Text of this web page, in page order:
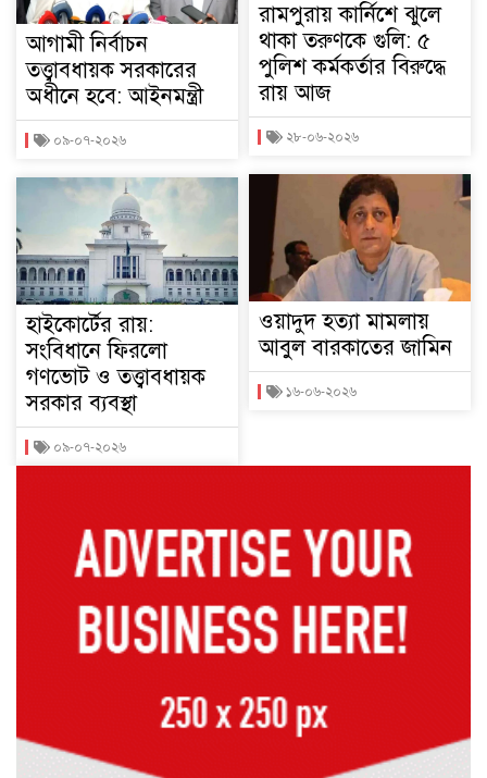
আগামী নির্বাচন
তত্ত্বাবধায়ক সরকারের
অধীনে হবে: আইনমন্ত্রী
০৯-০৭-২০২৬
হাইকোর্টের রায়:
সংবিধানে ফিরলো
গণভোট ও তত্ত্বাবধায়ক
সরকার ব্যবস্থা
০৯-০৭-২০২৬
রামপুরায় কার্নিশে ঝুলে
থাকা তরুণকে গুলি: ৫
পুলিশ কর্মকর্তার বিরুদ্ধে
রায় আজ
২৮-০৬-২০২৬
ওয়াদুদ হত্যা মামলায়
আবুল বারকাতের জামিন
১৬-০৬-২০২৬